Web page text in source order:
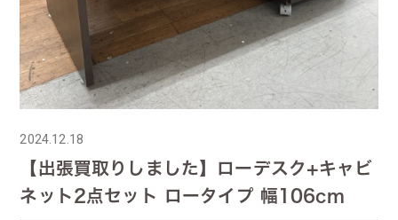
2024.12.18
【出張買取りしました】ローデスク+キャビ
ネット2点セット ロータイプ 幅106cm